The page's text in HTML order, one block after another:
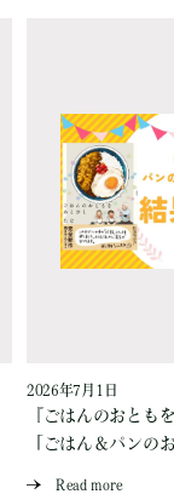
2026年7月1日
『ごはんのおとも
「ごはん＆パンの
Read more